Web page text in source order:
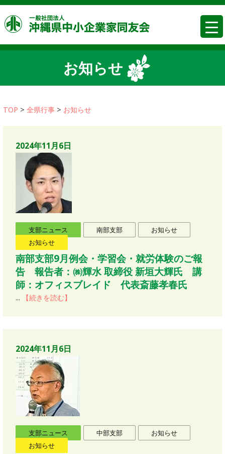
コ
ン
テ
ン
沖縄県
お知らせ
TOP >全県行事 > お知らせ
2024年11月6日
支部ニュース 南部支部
お知らせ
お知らせ
南部支部9月例会・学習会・就労体験のご報
告 報告者：㈱輝水 取締役 新垣大輝氏 講
師：オフィスブレイド 代表斎藤孝春氏
... 【続きを読む】
2024年11月6日
支部ニュース 中部支部
お知らせ
お知らせ